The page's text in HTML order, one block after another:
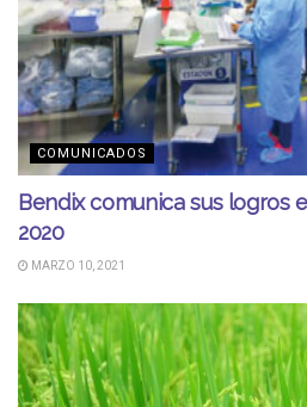
COMUNICADOS
Bendix comunica sus logros
2020
MARZO 10, 2021